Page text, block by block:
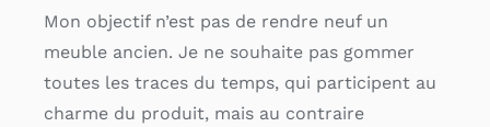
Mon objectif n’est pas de rendre neuf un
meuble ancien. Je ne souhaite pas gommer
toutes les traces du temps, qui participent au
charme du produit, mais au contraire